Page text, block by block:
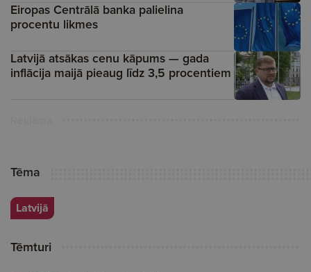
Eiropas Centrālā banka palielina
procentu likmes
Latvijā atsākas cenu kāpums — gada
inflācija maijā pieaug līdz 3,5 procentiem
Tēma
Latvijā
Tēmturi